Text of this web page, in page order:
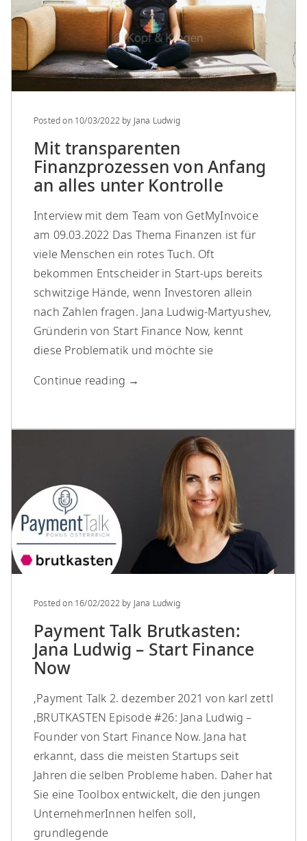
Posted on 10/03/2022 by Jana Ludwig
Mit transparenten
Finanzprozessen von Anfang
an alles unter Kontrolle
Interview mit dem Team von GetMyInvoice
am 09.03.2022 Das Thema Finanzen ist für
viele Menschen ein rotes Tuch. Oft
bekommen Entscheider in Start-ups bereits
schwitzige Hände, wenn Investoren allein
nach Zahlen fragen. Jana Ludwig-Martyushev,
Gründerin von Start Finance Now, kennt
diese Problematik und möchte sie
Continue reading →
Posted on 16/02/2022 by Jana Ludwig
Payment Talk Brutkasten:
Jana Ludwig – Start Finance
Now
,Payment Talk 2. dezember 2021 von karl zettl
,BRUTKASTEN Episode #26: Jana Ludwig –
Founder von Start Finance Now. Jana hat
erkannt, dass die meisten Startups seit
Jahren die selben Probleme haben. Daher hat
Sie eine Toolbox entwickelt, die den jungen
UnternehmerInnen helfen soll,
grundlegende